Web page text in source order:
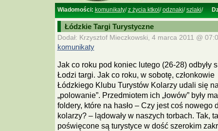
Wiadomości: komunikaty/z życia ktkol /odznaki/szlaki/
Łódzkie Targi Turystyczne
Dodał: Krzysztof Mieczkowski, 4 marca 2011 @
komunikaty
Jak co roku pod koniec lutego (26-28) odbyły
Łodzi targi. Jak co roku, w sobotę, członkowie
Łódzkiego Klubu Turystów Kolarzy udali się
„polowanie”. Przedmiotem ich „łowów” były
foldery, które na hasło – Czy jest coś nowego
kolarzy? – lądowały w naszych torbach. Tak,
poświęcone są turystyce w dość szerokim